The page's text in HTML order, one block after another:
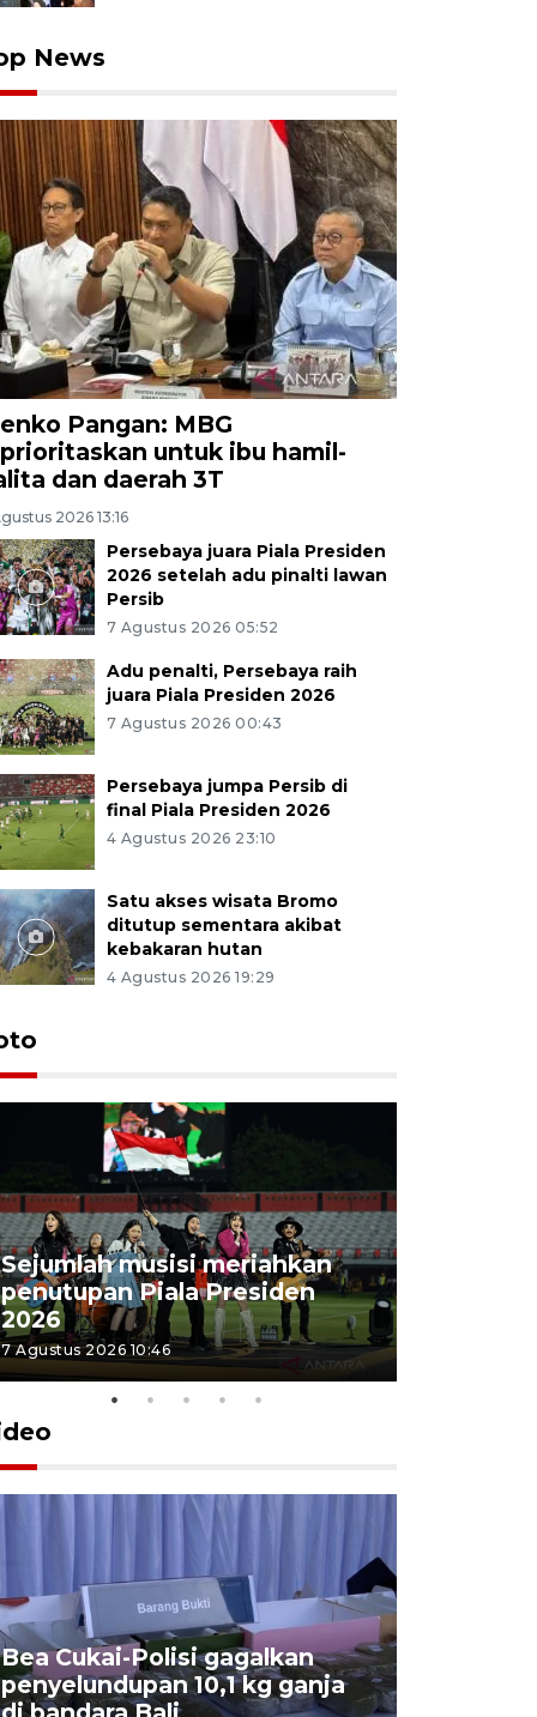
News
Pangan: MBG
untuk ibu hamil-
dan daerah 3T
2026 13:16
Persebaya juara Piala Presiden
2026 setelah adu pinalti lawan
Persib
7 Agustus 2026 05:52
Adu penalti, Persebaya raih
juara Piala Presiden 2026
7 Agustus 2026 00:43
Persebaya jumpa Persib di
final Piala Presiden 2026
4 Agustus 2026 23:10
Satu akses wisata Bromo
ditutup sementara akibat
kebakaran hutan
4 Agustus 2026 19:29
Sejumlah musisi meriahkan
penutupan Piala Presiden
2026
7 Agustus 2026 10:46
Bea Cukai-Polisi gagalkan
penyelundupan 10,1 kg ganja